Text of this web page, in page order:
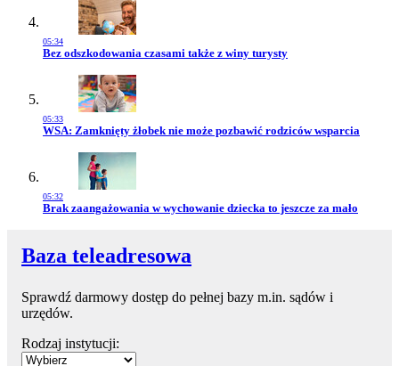
05:34
Przejdź do artykułu:
Bez odszkodowania czasami także z winy turysty
05:33
Przejdź do artykułu:
WSA: Zamknięty żłobek nie może pozbawić rodziców wsparcia
05:32
Przejdź do artykułu:
Brak zaangażowania w wychowanie dziecka to jeszcze za mało
Baza teleadresowa
Sprawdź darmowy dostęp do pełnej bazy m.in. sądów i
urzędów.
Rodzaj instytucji: